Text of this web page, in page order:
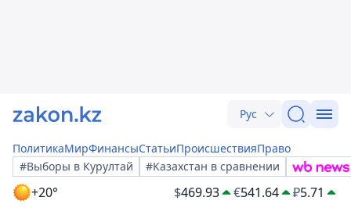
Рус
ПолитикаМирФинансыСтатьиПроисшествияПраво
#Выборы в Курултай
#Казахстан в сравнении
+20° $469.93 €541.64 ₽5.71